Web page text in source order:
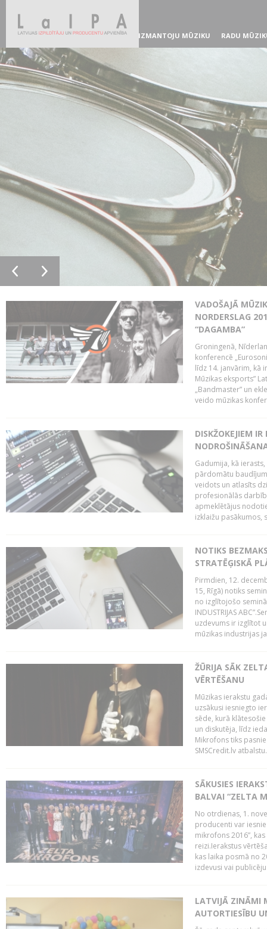
IZMANTOJU MŪZIKU RADU
VADOŠAJĀ
NORDERSLAG
“DAGAMBA”
Groningenā,
konferencē
līdz 14. janvārim, kā
Mūzikas eksports”
„Bandmaster” un
veido mūzikas
DISKŽOKEJIEM
Gadumija, kā
pārdomātu
veidots un atlasīts
profesionālās
apmeklētājus
izklaižu pasākumos,
NOTIKS
STRATĒĢISKĀ
Pirmdien, 12.
15, Rīgā) notiks
no izglītojošo
INDUSTRIJAS
uzdevums ir izglītot
mūzikas industrijas
ŽŪRIJA SĀK
VĒRTĒŠANU
Mūzikas ierakstu
uzsākusi iesniegto
sēde, kurā
un diskutēja, līdz
Mikrofons tiks
SMSCredit.lv
SĀKUSIES
BALVAI “ZELTA
No otrdienas, 1.
producenti var
mikrofons 2016”,
reizi.Ierakstus
kas laika posmā no
izdevusi vai
LATVIJĀ ZINĀMI
AUTORTIESĪBU